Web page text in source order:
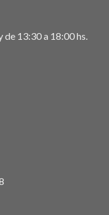
de 13:30 a 18:00 hs.